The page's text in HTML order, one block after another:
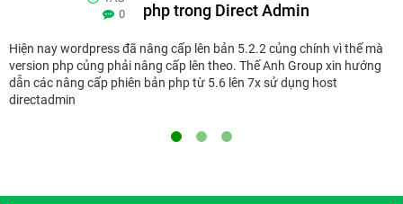
0
php trong Direct Admin
Hiện nay wordpress đã nâng cấp lên bản 5.2.2 củng chính vì thế mà
version php củng phải nâng cấp lên theo. Thế Anh Group xin hướng
dẫn các nâng cấp phiên bản php từ 5.6 lên 7x sử dụng host
directadmin